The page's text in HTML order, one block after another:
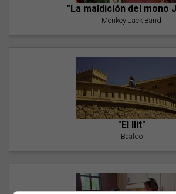
"La maldición del mono
Monkey Jack Band
"El llit"
Baaldo